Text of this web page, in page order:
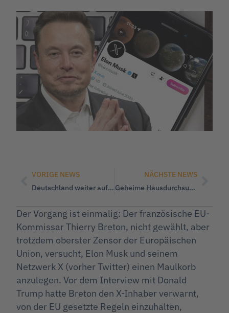
VORIGE NEWS
Deutschland weiter auf dem Pfad in die Rezession: WerteUnion kritisiert desaströse Wirtschaftspolitik der Ampelregierung
NÄCHSTE NEWS
Geheime Hausdurchsuchungen sind für Nancy Faeser nur ein Vorwand, um Regierungskritiker zu verfolgen!
Der Vorgang ist einmalig: Der französische EU-
Kommissar Thierry Breton, nicht gewählt, aber
trotzdem oberster Zensor der Europäischen
Union, versucht, Elon Musk und seinem
Netzwerk X (vorher Twitter) einen Maulkorb
anzulegen. Vor dem Interview mit Donald
Trump hatte Breton den X-Inhaber verwarnt,
von der EU gesetzte Regeln einzuhalten,